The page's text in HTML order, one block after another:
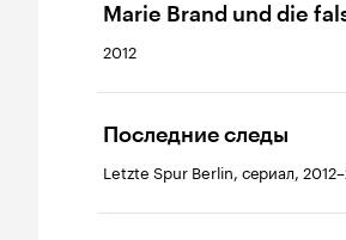
Marie Brand und die
2012
Последние следы
Letzte Spur Berlin, сериал,